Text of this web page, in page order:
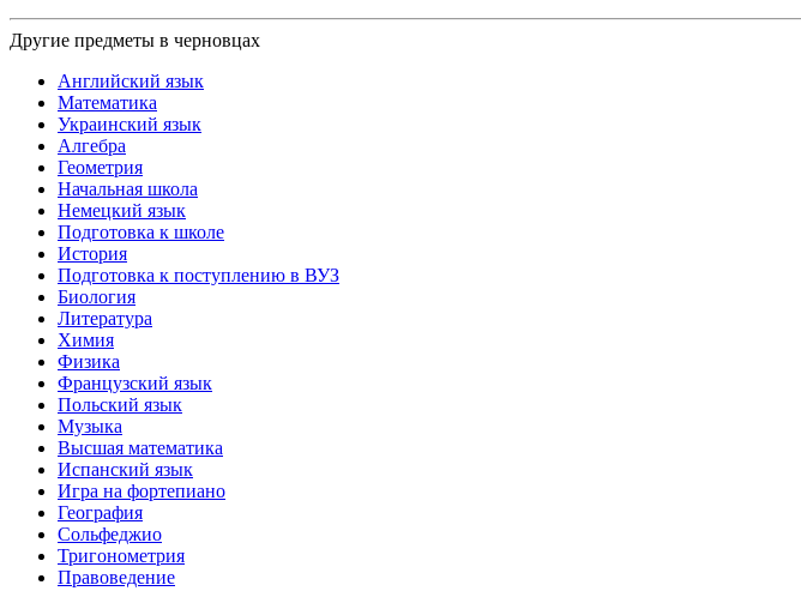
Другие предметы в черновцах
Английский язык
Математика
Украинский язык
Алгебра
Геометрия
Начальная школа
Немецкий язык
Подготовка к школе
История
Подготовка к поступлению в ВУЗ
Биология
Литература
Химия
Физика
Французский язык
Польский язык
Музыка
Высшая математика
Испанский язык
Игра на фортепиано
География
Сольфеджио
Тригонометрия
Правоведение